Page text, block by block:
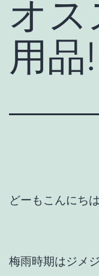
オ
用品
梅雨時期はジメ